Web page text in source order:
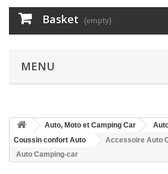
Basket (empty)
MENU
Auto, Moto et Camping Car
Coussin confort Auto
Accessoire Auto
Auto Camping-car